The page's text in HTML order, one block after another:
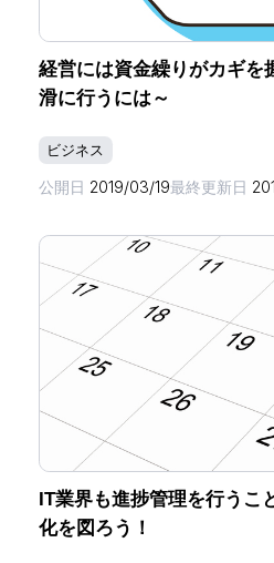
経営には資金繰りがカギを
滑に行うには～
ビジネス
公開日 2019/03/19最終更新日
IT業界も進捗管理を行うこ
化を図ろう！